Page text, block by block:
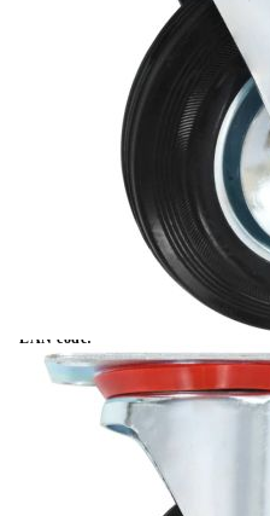
В
Време за
Безплатна доставка до
EAN code:
Максимален капацитет на
Диаметър на колелото:
Размери на плочата:
Купи на изплащане